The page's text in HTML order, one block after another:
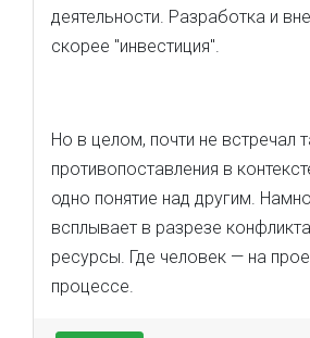
деятельности. Разработка и
скорее "инвестиция".
Но в целом, почти не встречал
противопоставления в
одно понятие над другим.
всплывает в разрезе
ресурсы. Где человек — на
процессе.